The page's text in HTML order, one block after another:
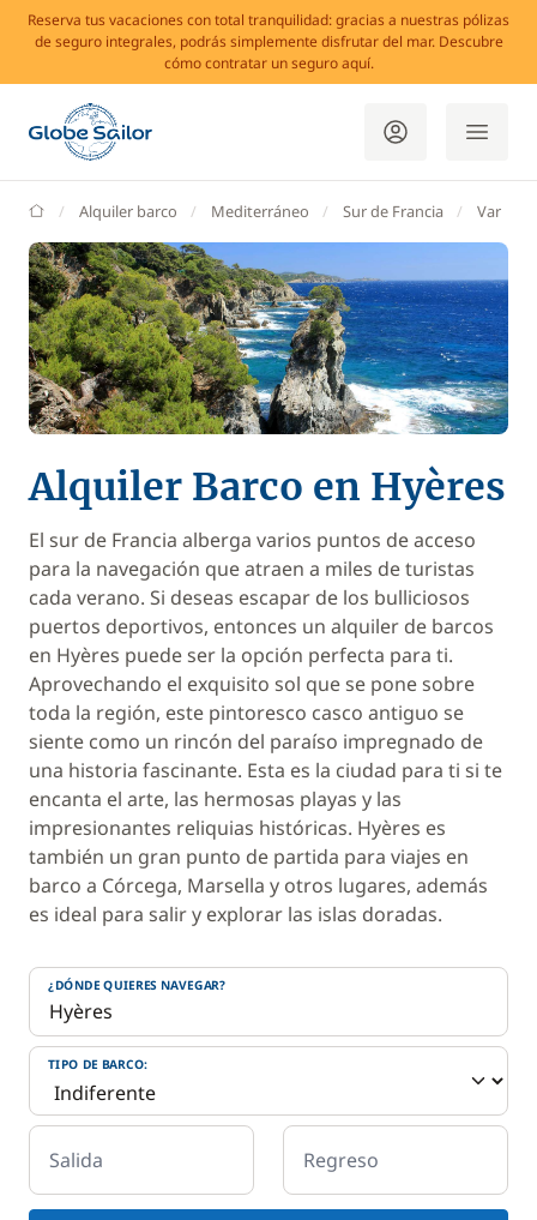
Reserva tus vacaciones con total tranquilidad: gracias a nuestras pólizas
de seguro integrales, podrás simplemente disfrutar del mar. Descubre
cómo contratar un seguro aquí.
GlobeSailor
Alquiler barco Mediterráneo Sur de Francia Var
Alquiler Barco en Hyères
El sur de Francia alberga varios puntos de acceso
para la navegación que atraen a miles de turistas
cada verano. Si deseas escapar de los bulliciosos
puertos deportivos, entonces un alquiler de barcos
en Hyères puede ser la opción perfecta para ti.
Aprovechando el exquisito sol que se pone sobre
toda la región, este pintoresco casco antiguo se
siente como un rincón del paraíso impregnado de
una historia fascinante. Esta es la ciudad para ti si te
encanta el arte, las hermosas playas y las
impresionantes reliquias históricas. Hyères es
también un gran punto de partida para viajes en
barco a Córcega, Marsella y otros lugares, además
es ideal para salir y explorar las islas doradas.
¿DÓNDE QUIERES NAVEGAR?
TIPO DE BARCO:
Salida Regreso